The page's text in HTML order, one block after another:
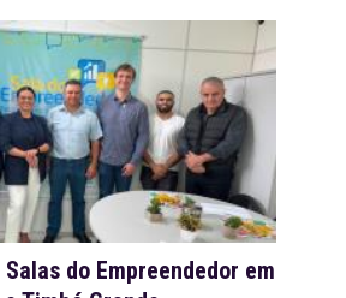
do Empreendedor em